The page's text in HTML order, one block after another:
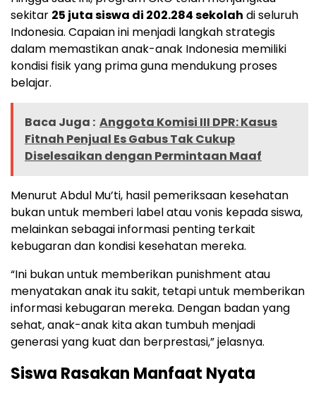
sekitar 25 juta siswa di 202.284 sekolah di seluruh
Indonesia. Capaian ini menjadi langkah strategis
dalam memastikan anak-anak Indonesia memiliki
kondisi fisik yang prima guna mendukung proses
belajar.
Baca Juga : Anggota Komisi III DPR: Kasus
Fitnah Penjual Es Gabus Tak Cukup
Diselesaikan dengan Permintaan Maaf
Menurut Abdul Mu’ti, hasil pemeriksaan kesehatan
bukan untuk memberi label atau vonis kepada siswa,
melainkan sebagai informasi penting terkait
kebugaran dan kondisi kesehatan mereka.
“Ini bukan untuk memberikan punishment atau
menyatakan anak itu sakit, tetapi untuk memberikan
informasi kebugaran mereka. Dengan badan yang
sehat, anak-anak kita akan tumbuh menjadi
generasi yang kuat dan berprestasi,” jelasnya.
Siswa Rasakan Manfaat Nyata